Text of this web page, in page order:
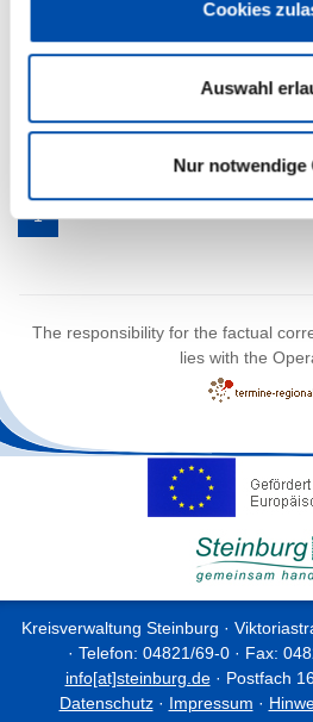
Cookies
Auswahl
Nur notwendige
1 events
1
The responsibility for the factual
lies with the
Kreisverwaltung Steinburg ·
· Telefon: 04821/69-0 · Fax:
info[at]steinburg.de· Postfach
Datenschutz· Impressum ·